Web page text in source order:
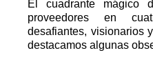
El cuadrante mágico
proveedores en
desafiantes, visionarios
destacamos algunas